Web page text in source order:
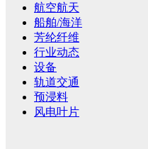
航空航天
船舶/海洋
芳纶纤维
行业动态
设备
轨道交通
预浸料
风电叶片